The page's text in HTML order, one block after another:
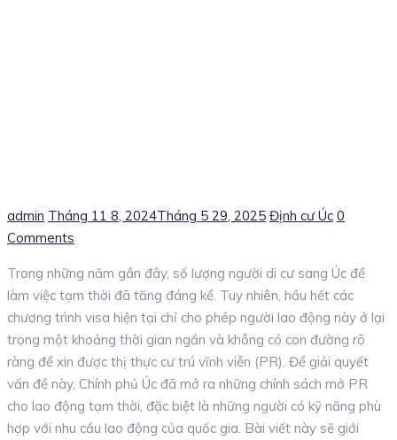
Author
admin Posted
on
Tháng 11 8, 2024Tháng 5 29, 2025 Categories
Định cư Úc 0
Comments
Trong những năm gần đây, số lượng người di cư sang Úc để
làm việc tạm thời đã tăng đáng kể. Tuy nhiên, hầu hết các
chương trình visa hiện tại chỉ cho phép người lao động này ở lại
trong một khoảng thời gian ngắn và không có con đường rõ
ràng để xin được thị thực cư trú vĩnh viễn (PR). Để giải quyết
vấn đề này, Chính phủ Úc đã mở ra những chính sách mở PR
cho lao động tạm thời, đặc biệt là những người có kỹ năng phù
hợp với nhu cầu lao động của quốc gia. Bài viết này sẽ giới